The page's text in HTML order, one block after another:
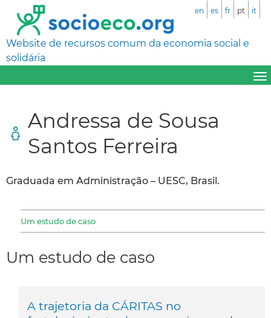
Website de recursos comum da economia social e
solidária
en es fr pt it
Andressa de Sousa
Santos Ferreira
Graduada em Administração – UESC, Brasil.
Um estudo de caso
Um estudo de caso
A trajetoria da CÁRITAS no